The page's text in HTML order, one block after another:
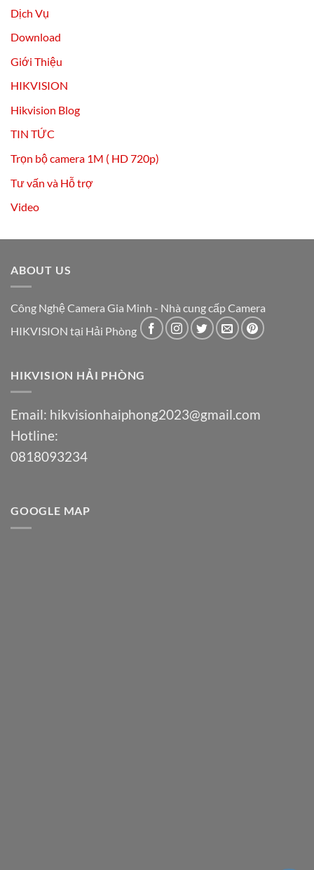
Dịch Vụ
Download
Giới Thiệu
HIKVISION
Hikvision Blog
TIN TỨC
Trọn bộ camera 1M ( HD 720p)
Tư vấn và Hỗ trợ
Video
ABOUT US
Công Nghệ Camera Gia Minh - Nhà cung cấp Camera
HIKVISION tại Hải Phòng
HIKVISION HẢI PHÒNG
Email: hikvisionhaiphong2023@gmail.com
Hotline:
0818093234
GOOGLE MAP